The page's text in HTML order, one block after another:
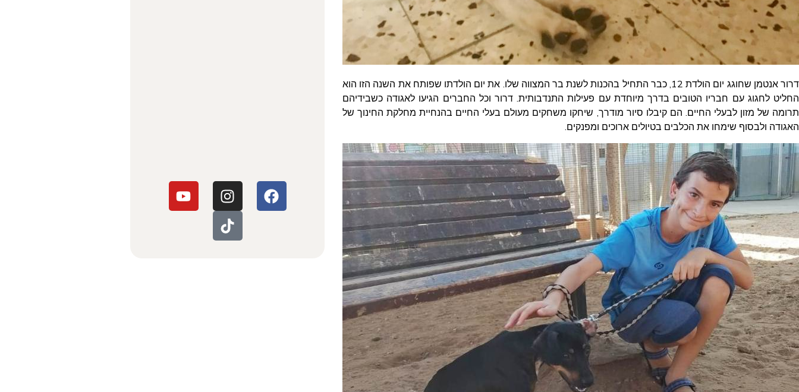
דרור אנטמן שחוגג יום הולדת 12, כבר התחיל בהכנות לשנת בר המצווה שלו. את יום הולדתו שפותח את השנה הזו הוא
החליט לחגוג עם חבריו הטובים בדרך מיוחדת עם פעילות התנדבותית. דרור וכל החברים הגיעו לאגודה כשבידיהם
תרומה של מזון לבעלי החיים. הם קיבלו סיור מודרך, שיחקו משחקים מעולם בעלי החיים בהנחיית מחלקת החינוך של
האגודה ולבסוף שימחו את הכלבים בטיולים ארוכים ומפנקים.